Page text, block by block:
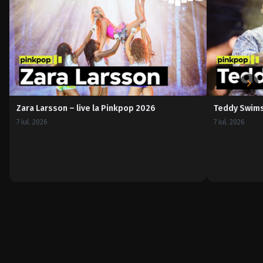
Zara Larsson – live la Pinkpop 2026
7 iul. 2026
Teddy
7 iul. 2026